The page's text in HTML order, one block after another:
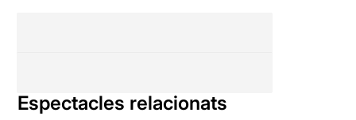
Espectacles relacionats